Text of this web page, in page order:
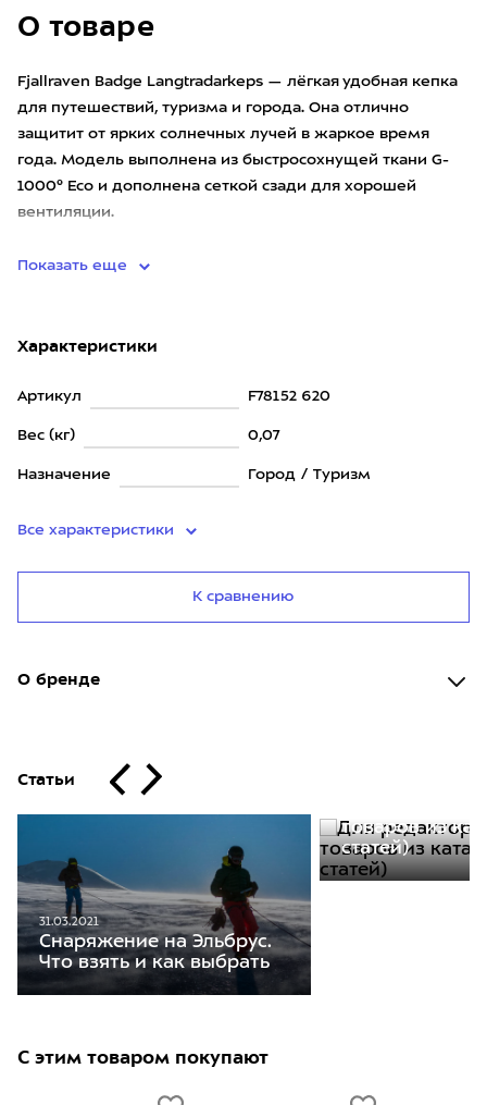
О товаре
Fjallraven Badge Langtradarkeps — лёгкая удобная кепка
для путешествий, туризма и города. Она отлично
защитит от ярких солнечных лучей в жаркое время
года. Модель выполнена из быстроcохнущей ткани G-
1000® Eco и дополнена сеткой сзади для хорошей
вентиляции.
Показать еще
Характеристики
Артикул F78152 620
Вес (кг) 0,07
Назначение Город / Туризм
Все характеристики
К сравнению
О бренде
Статьи
31.03.2021
Снаряжение на Эльбрус.
Что взять и как выбрать
товаров из
статей)
С этим товаром покупают